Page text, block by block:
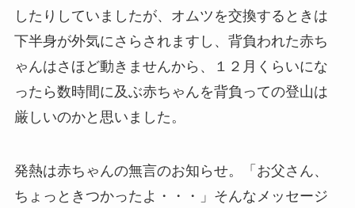
したりしていましたが、オムツを交換するときは
下半身が外気にさらされますし、背負われた赤ち
ゃんはさほど動きませんから、１２月くらいにな
ったら数時間に及ぶ赤ちゃんを背負っての登山は
厳しいのかと思いました。
発熱は赤ちゃんの無言のお知らせ。「お父さん、
ちょっときつかったよ・・・」そんなメッセージ